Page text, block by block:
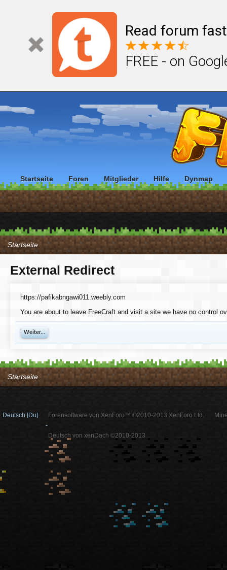
Read forum
FREE - on
Startseite
External Redirect
https://pafikabngawi011.weebly.com
You are about to leave FreeCraft and visit a site we have no control
Weiter...
Startseite
Startseite Foren Mitglieder Hilfe Dynmap
Deutsch [Du]
Forensoftware von XenForo™ ©2010-2013 XenForo Ltd.
-
Deutsch von xenDach ©2010-2013